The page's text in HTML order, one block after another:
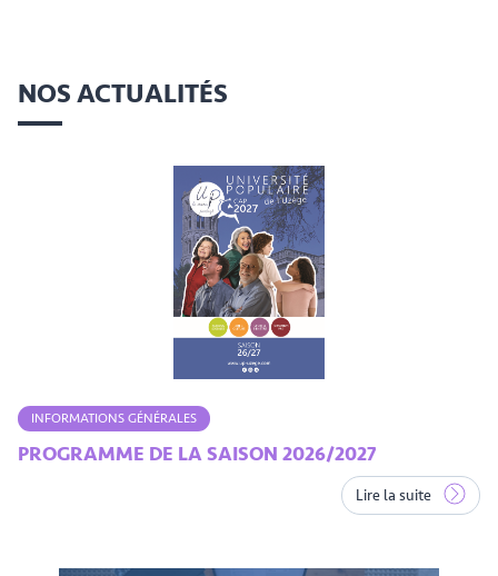
NOS ACTUALITÉS
INFORMATIONS GÉNÉRALES
PROGRAMME DE LA SAISON 2026/2027
Lire la suite